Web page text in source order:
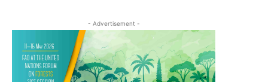
- Advertisement -